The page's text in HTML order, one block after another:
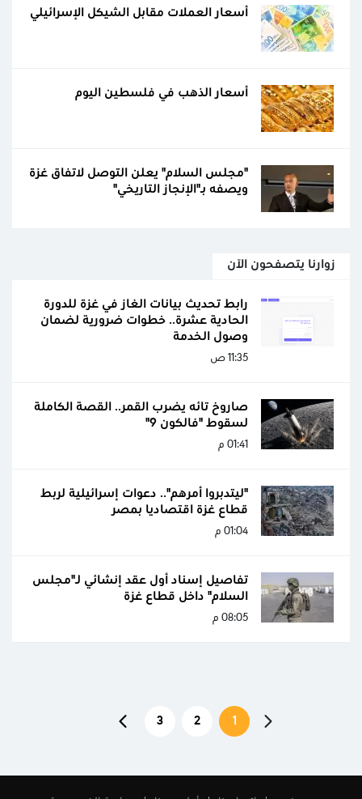
أسعار العملات مقابل الشيكل الإسرائيلي
أسعار الذهب في فلسطين اليوم
"مجلس السلام" يعلن التوصل لاتفاق غزة
ويصفه بـ"الإنجاز التاريخي"
زوارنا يتصفحون الآن
رابط تحديث بيانات الغاز في غزة للدورة
الحادية عشرة.. خطوات ضرورية لضمان
وصول الخدمة
11:35 ص
صاروخ تائه يضرب القمر.. القصة الكاملة
لسقوط "فالكون 9"
01:41 م
"ليتدبروا أمرهم".. دعوات إسرائيلية لربط
قطاع غزة اقتصاديا بمصر
01:04 م
تفاصيل إسناد أول عقد إنشائي لـ"مجلس
السلام" داخل قطاع غزة
08:05 م
1
2
3